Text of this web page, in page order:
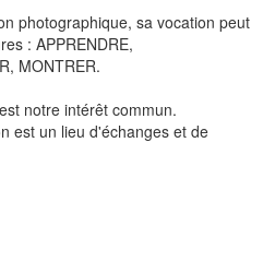
photographique, sa vocation peut
: APPRENDRE,
MONTRER.
notre intérêt commun.
est un lieu d'échanges et de